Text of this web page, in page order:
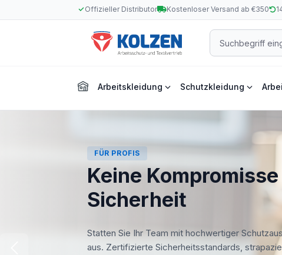
Hauptinhalt springen
Zur Suche springen
Zur Hauptnavigation springen
Offizieller Distributor Kostenloser Versand ab €350
Arbeitskleidung Schutzkleidung
FÜR PROFIS
Keine
Sicherheit
Statten Sie Ihr Team mit hochwertiger
aus. Zertifizierte Sicherheitsstandards,